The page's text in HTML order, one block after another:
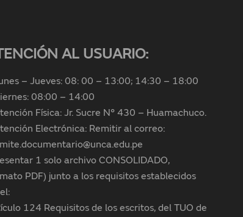
AL USUARIO:
– Jueves: 08: 00 – 13:00; 14:30 – 18:00
08:00 – 14:00
Física: Jr. Sucre N° 430 – Huamachuco.
Electrónica: Remitir al correo:
1 solo archivo CONSOLIDADO,
PDF) junto a los requisitos establecidos
124 Requisitos de los escritos, del TUO de